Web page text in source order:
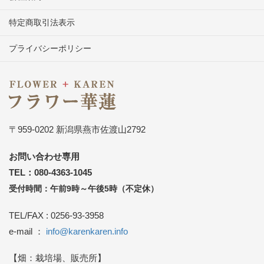
特定商取引法表示
プライバシーポリシー
〒959-0202 新潟県燕市佐渡山2792
お問い合わせ専用
TEL：080-4363-1045
受付時間：午前9時～午後5時（不定休）
TEL/FAX : 0256-93-3958
e-mail ： info@karenkaren.info
【畑：栽培場、販売所】